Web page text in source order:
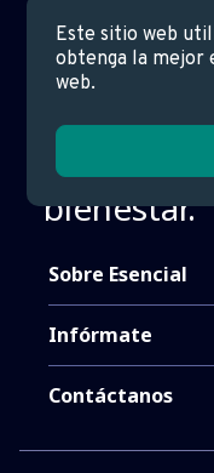
Con
bienestar.
Sobre Esencial
Infórmate
Contáctanos
Este sitio web
obtenga la mejor
web.